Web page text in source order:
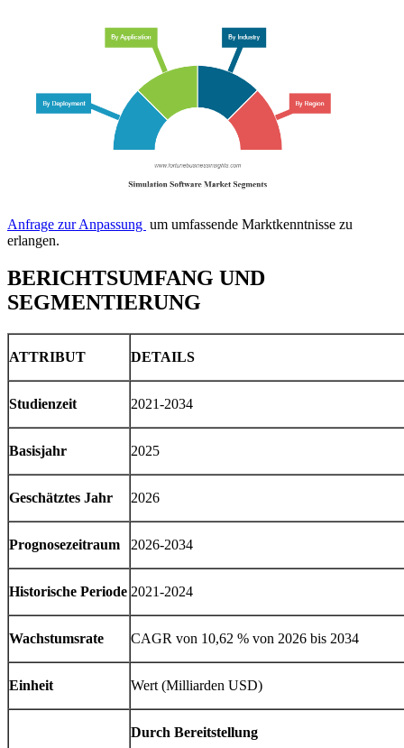
Anfrage zur Anpassung um umfassende Marktkenntnisse zu
erlangen.
BERICHTSUMFANG UND
SEGMENTIERUNG
ATTRIBUT DETAILS
Studienzeit 2021-2034
Basisjahr 2025
Geschätztes Jahr 2026
Prognosezeitraum 2026-2034
Historische Periode 2021-2024
Wachstumsrate CAGR von 10,62 % von 2026 bis 2034
Einheit Wert (Milliarden USD)
Durch Bereitstellung